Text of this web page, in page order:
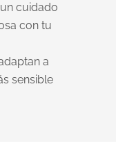
cuidado
con tu
a
sensible